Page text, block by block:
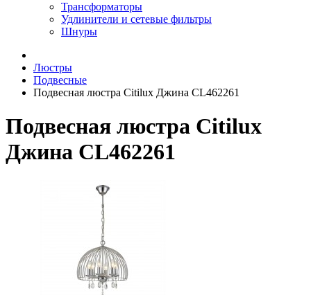
Трансформаторы
Удлинители и сетевые фильтры
Шнуры
Люстры
Подвесные
Подвесная люстра Citilux Джина CL462261
Подвесная люстра Citilux
Джина CL462261